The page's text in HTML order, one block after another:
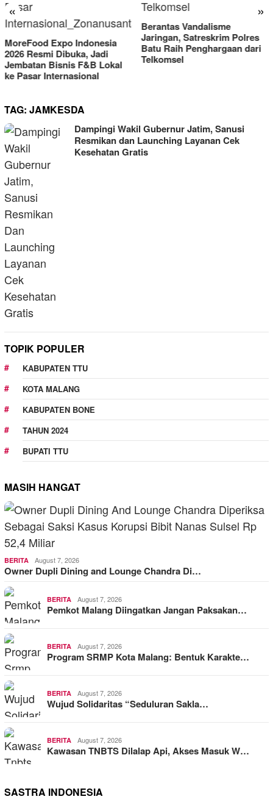
« »
Berantas Vandalisme
Jaringan, Satreskrim Polres
Batu Raih Penghargaan dari
Telkomsel
RM OG Alami Kenaikan
Omset di Porprov IX Jatim
2025
TAG: JAMKESDA
Dampingi Wakil Gubernur Jatim, Sanusi
Resmikan dan Launching Layanan Cek
Kesehatan Gratis
TOPIK POPULER
KABUPATEN TTU
KOTA MALANG
KABUPATEN BONE
TAHUN 2024
BUPATI TTU
MASIH HANGAT
BERITA August 7, 2026
Owner Dupli Dining and Lounge Chandra Di…
BERITA August 7, 2026
Pemkot Malang Diingatkan Jangan Paksakan…
BERITA August 7, 2026
Program SRMP Kota Malang: Bentuk Karakte…
BERITA August 7, 2026
Wujud Solidaritas “Seduluran Sakla…
BERITA August 7, 2026
Kawasan TNBTS Dilalap Api, Akses Masuk W…
SASTRA INDONESIA